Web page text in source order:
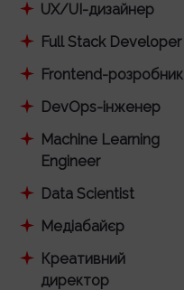
UX/UI-дизайнер
Full Stack Developer
Frontend-розробник
DevOps-інженер
Machine Learning
Engineer
Data Scientist
Медіабайєр
Креативний
директор